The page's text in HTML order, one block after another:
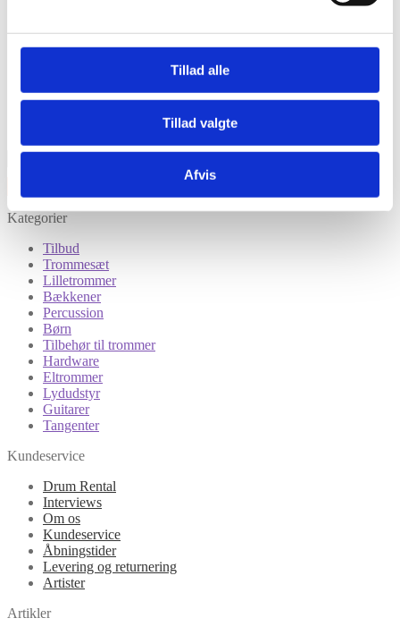
Tillad alle
Tillad valgte
Afvis
Kategorier
Tilbud
Trommesæt
Lilletrommer
Bækkener
Percussion
Børn
Tilbehør til trommer
Hardware
Eltrommer
Lydudstyr
Guitarer
Tangenter
Kundeservice
Drum Rental
Interviews
Om os
Kundeservice
Åbningstider
Levering og returnering
Artister
Artikler